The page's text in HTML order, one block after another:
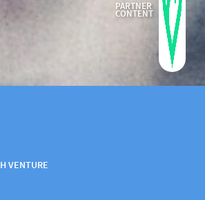
PARTNER
CONTENT
VENTURE